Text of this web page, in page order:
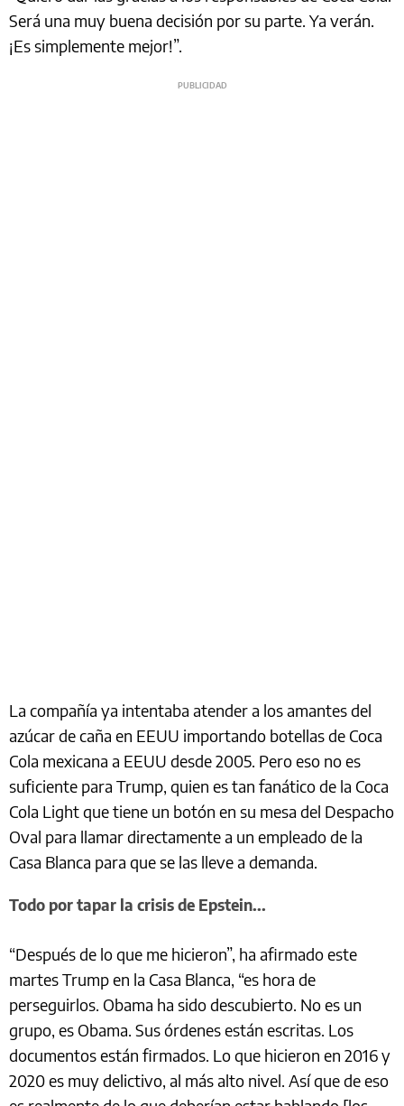
Será una muy buena decisión por su parte. Ya verán.
¡Es simplemente mejor!”.
La compañía ya intentaba atender a los amantes del
azúcar de caña en EEUU importando botellas de Coca
Cola mexicana a EEUU desde 2005. Pero eso no es
suficiente para Trump, quien es tan fanático de la Coca
Cola Light que tiene un botón en su mesa del Despacho
Oval para llamar directamente a un empleado de la
Casa Blanca para que se las lleve a demanda.
Todo por tapar la crisis de Epstein...
“Después de lo que me hicieron”, ha afirmado este
martes Trump en la Casa Blanca, “es hora de
perseguirlos. Obama ha sido descubierto. No es un
grupo, es Obama. Sus órdenes están escritas. Los
documentos están firmados. Lo que hicieron en 2016 y
2020 es muy delictivo, al más alto nivel. Así que de eso